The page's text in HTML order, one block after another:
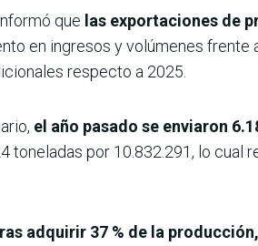
que las exportaciones de
en ingresos y volúmenes frente
respecto a 2025.
el año pasado se enviaron
por 10.832.291, lo cual
adquirir 37 % de la producción,